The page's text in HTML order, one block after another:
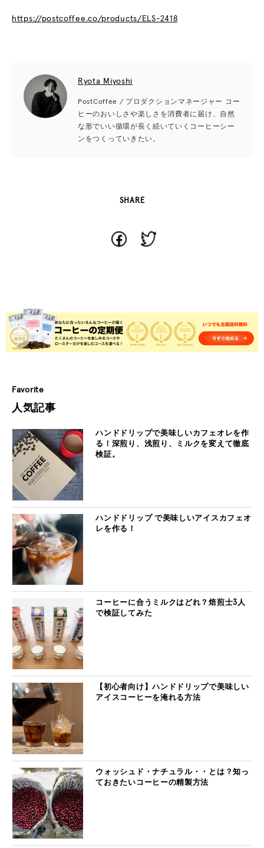
https://postcoffee.co/products/ELS-2418
Ryota Miyoshi
PostCoffee / プロダクションマネージャー コー
ヒーのおいしさや楽しさを消費者に届け、自然
な形でいい循環が長く続いていくコーヒーシー
ンをつくっていきたい。
SHARE
Favorite
人気記事
ハンドドリップで美味しいカフェオレを作
る！深煎り、浅煎り、ミルクを変えて徹底
検証。
ハンドドリップ で美味しいアイスカフェオ
レを作る！
コーヒーに合うミルクはどれ？焙煎士3人
で検証してみた
【初心者向け】ハンドドリップで美味しい
アイスコーヒーを淹れる方法
ウォッシュド・ナチュラル・・とは？知っ
ておきたいコーヒーの精製方法